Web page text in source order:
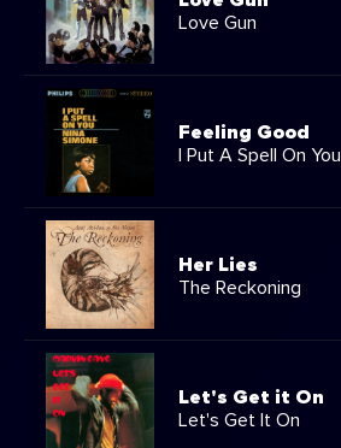
Love Gun
Feeling Good
I Put A Spell On You
Her Lies
The Reckoning
Let's Get it On
Let's Get It On